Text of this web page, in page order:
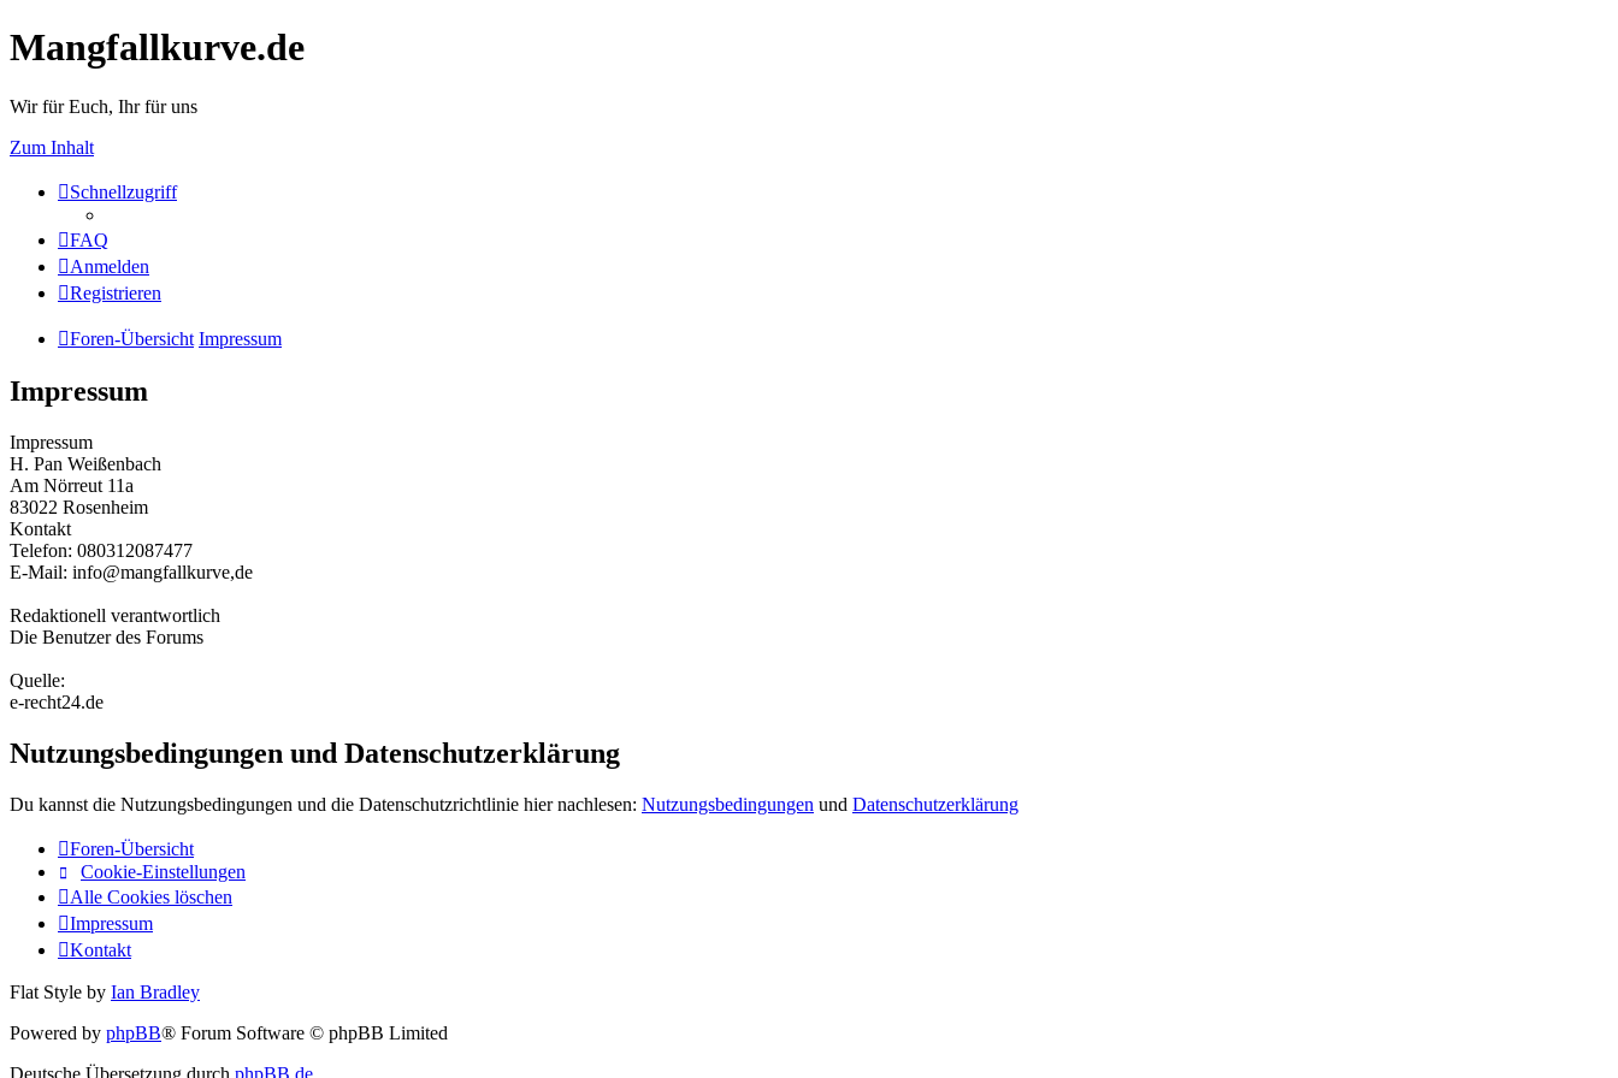
Mangfallkurve.de
Wir für Euch, Ihr für uns
Zum Inhalt
Schnellzugriff
FAQ
Anmelden
Registrieren
Foren-Übersicht Impressum
Impressum
Impressum
H. Pan Weißenbach
Am Nörreut 11a
83022 Rosenheim
Kontakt
Telefon: 080312087477
E-Mail: info@mangfallkurve,de
Redaktionell verantwortlich
Die Benutzer des Forums
Quelle:
e-recht24.de
Nutzungsbedingungen und Datenschutzerklärung
Du kannst die Nutzungsbedingungen und die Datenschutzrichtlinie hier nachlesen: Nutzungsbedingungen und Datenschutzerklärung
Foren-Übersicht
Cookie-Einstellungen
Alle Cookies löschen
Impressum
Kontakt
Flat Style by Ian Bradley
Powered by phpBB® Forum Software © phpBB Limited
Deutsche Übersetzung durch phpBB.de